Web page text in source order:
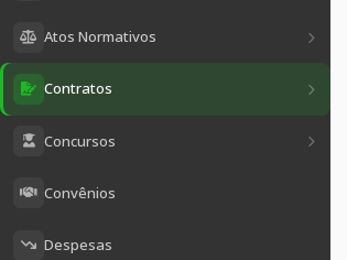
Atos Normativos
Contratos
Concursos
Convênios
Despesas